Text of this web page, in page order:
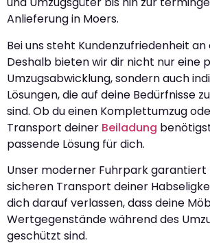
Anlieferung in Moers.
Bei uns steht Kundenzufriedenheit
Deshalb bieten wir dir nicht nur eine
Umzugsabwicklung, sondern auch
Lösungen, die auf deine Bedürfnisse
sind. Ob du einen Komplettumzug
Transport deiner Beiladung
passende Lösung für dich.
Unser moderner Fuhrpark garantiert
sicheren Transport deiner
dich darauf verlassen, dass deine
Wertgegenstände während des
geschützt sind.